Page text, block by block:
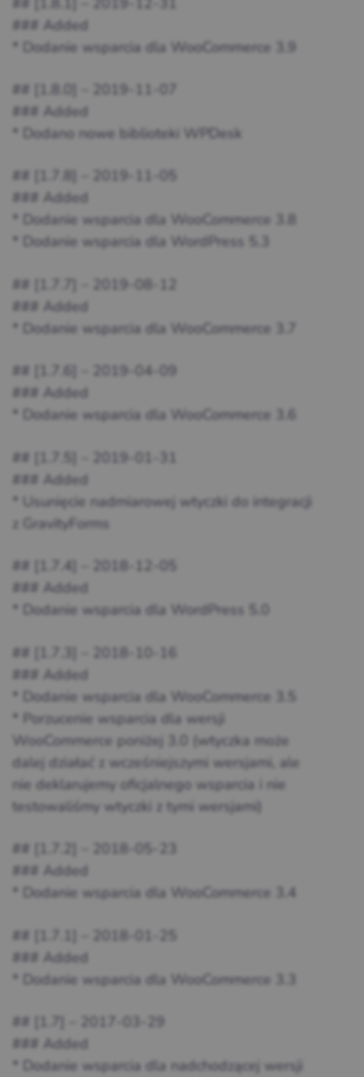
### Added
* Dodanie wsparcia dla WooCommerce 3.9
## [1.8.0] – 2019-11-07
### Added
* Dodano nowe biblioteki WPDesk
## [1.7.8] – 2019-11-05
### Added
* Dodanie wsparcia dla WooCommerce 3.8
* Dodanie wsparcia dla WordPress 5.3
## [1.7.7] – 2019-08-12
### Added
* Dodanie wsparcia dla WooCommerce 3.7
## [1.7.6] – 2019-04-09
### Added
* Dodanie wsparcia dla WooCommerce 3.6
## [1.7.5] – 2019-01-31
### Added
* Usunięcie nadmiarowej wtyczki do integracji
z GravityForms
## [1.7.4] – 2018-12-05
### Added
* Dodanie wsparcia dla WordPress 5.0
## [1.7.3] – 2018-10-16
### Added
* Dodanie wsparcia dla WooCommerce 3.5
* Porzucenie wsparcia dla wersji
WooCommerce poniżej 3.0 (wtyczka może
dalej działać z wcześniejszymi wersjami, ale
nie deklarujemy oficjalnego wsparcia i nie
testowaliśmy wtyczki z tymi wersjami)
## [1.7.2] – 2018-05-23
### Added
* Dodanie wsparcia dla WooCommerce 3.4
## [1.7.1] – 2018-01-25
### Added
* Dodanie wsparcia dla WooCommerce 3.3
## [1.7] – 2017-03-29
### Added
* Dodanie wsparcia dla nadchodzącej wersji